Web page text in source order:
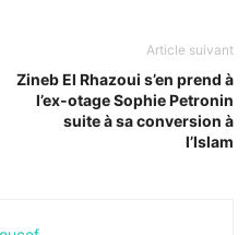
Article suivant
Zineb El Rhazoui s’en prend à
l’ex-otage Sophie Petronin
suite à sa conversion à
l’Islam